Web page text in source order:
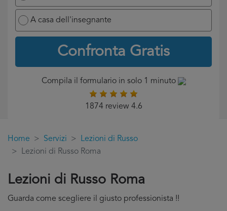
A casa dell'insegnante
Confronta Gratis
Compila il formulario in solo 1 minuto
1874 review 4.6
Home Servizi
Lezioni di Russo
Lezioni di Russo Roma
Lezioni di Russo Roma
Guarda come scegliere il giusto professionista !!